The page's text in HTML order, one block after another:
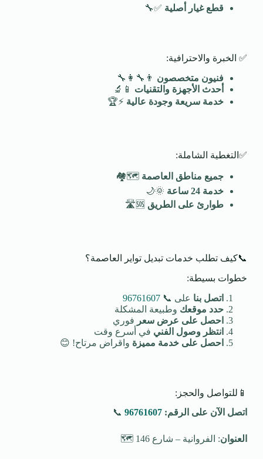
قطع غيار أصلية ✅🔧
✅ الخبرة والاحترافية:
فنيون متخصصون 👨‍🔧👩‍🔧
أحدث الأجهزة والتقنيات 📱🔬
خدمة سريعة وجودة عالية ⚡🏆
✅التغطية الشاملة:
جميع مناطق العاصمة 🗺️🏘️
خدمة 24 ساعة
🌞🌙
طوارئ على الطريق
📞كيف تطلب خدمات تبديل تواير العاصمة؟
خطوات بسيطة:
اتصل بنا على 📞 96761607
حدد موقعك وطبيعة المشكلة
احصل على عرض سعر فوري
انتظر وصول الفني في أسرع وقت
احصل على خدمة مميزة واقراض مرتاح! 😊
📱للتواصل والحجز:
اتصل الآن على الرقم: 96761607
📞
العنوان: الفروانية – شارع 146 🗺️